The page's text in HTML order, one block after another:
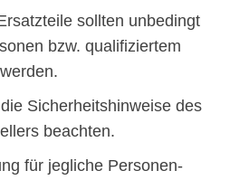
sollten unbedingt
bzw. qualifiziertem
Sicherheitshinweise des
beachten.
für jegliche Personen-